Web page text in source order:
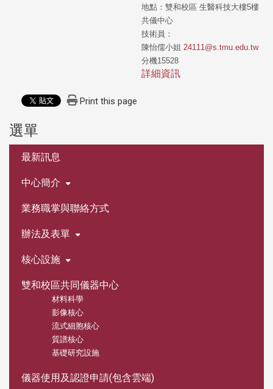
地點：雙和校區 生醫科技大樓5樓
共儀中心
技術員：
陳怡儒小姐 24111@s.tmu.edu.tw
分機15528
詳細資訊
Print this page
選單
最新訊息
中心簡介
業務職掌與聯絡方式
辦法及表單
核心設施
雙和校區共同儀器中心
材料科學
影像核心
流式細胞核心
質譜核心
基礎研究設施
儀器使用及認證申請(包含雲端)